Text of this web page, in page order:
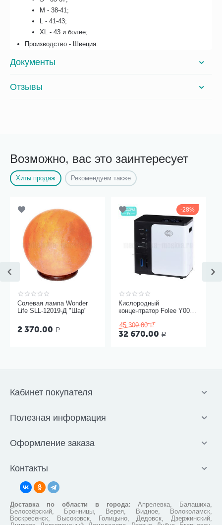
M - 38-41;
L - 41-43;
XL - 43 и более;
Производство - Швеция.
Документы
Отзывы
Возможно, вас это заинтересует
Хиты продаж Рекомендуем также
Солевая лампа Wonder
Life SLL-12019-Д "Шар"
2 370.00 Р
28%
Кислородный
концентратор Folee Y007-
45 300.00 Р
32 670.00 Р
Кабинет покупателя
Полезная информация
Оформление заказа
Контакты
Доставка по области в города: Апрелевка, Балашиха,
Белоозёрский, Бронницы, Верея, Видное, Волоколамск,
Воскресенск, Высоковск, Голицыно, Дедовск, Дзержинский,